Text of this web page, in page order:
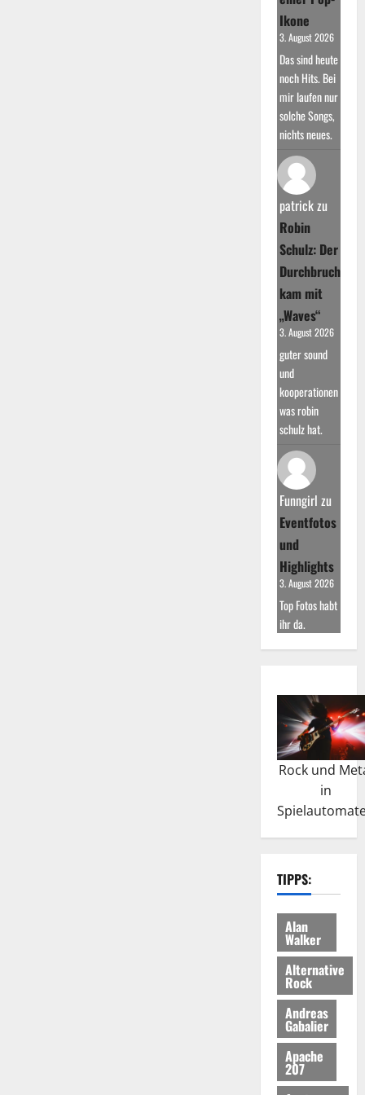
Ikone
3. August 2026
Das sind heute
noch Hits. Bei
mir laufen nur
solche Songs,
nichts neues.
patrickzu
Robin
Schulz: Der
Durchbruch
kam mit
„Waves“
3. August 2026
guter sound
und
kooperationen
was robin
schulz hat.
Funngirl zu
Eventfotos
und
Highlights
3. August 2026
Top Fotos habt
ihr da.
Rock und
in
TIPPS:
Alan
Walker
Alternative
Rock
Andreas
Gabalier
Apache
207